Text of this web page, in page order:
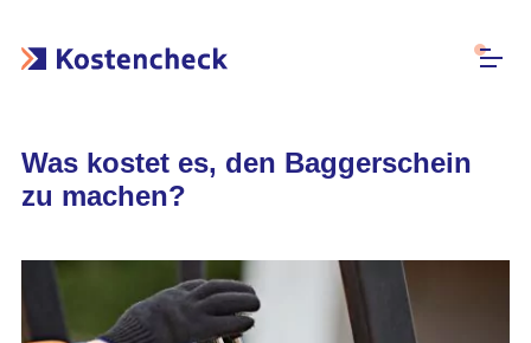
Was kostet es, den Baggerschein
zu machen?